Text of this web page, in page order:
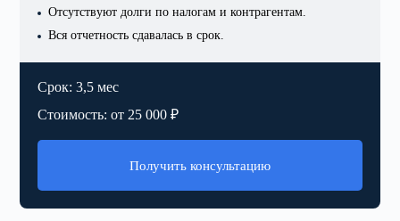
Отсутствуют долги по налогам и контрагентам.
Вся отчетность сдавалась в срок.
Срок: 3,5 мес
Стоимость: от 25 000 ₽
Получить консультацию